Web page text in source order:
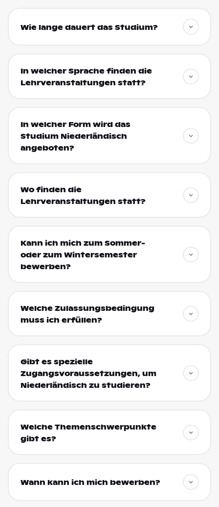
Wie lange dauert das Studium?
In welcher Sprache finden die
Lehrveranstaltungen statt?
In welcher Form wird das
Studium Niederländisch
angeboten?
Wo finden die
Lehrveranstaltungen statt?
Kann ich mich zum Sommer-
oder zum Wintersemester
bewerben?
Welche Zulassungsbedingung
muss ich erfüllen?
Gibt es spezielle
Zugangsvoraussetzungen, um
Niederländisch zu studieren?
Welche Themenschwerpunkte
gibt es?
Wann kann ich mich bewerben?